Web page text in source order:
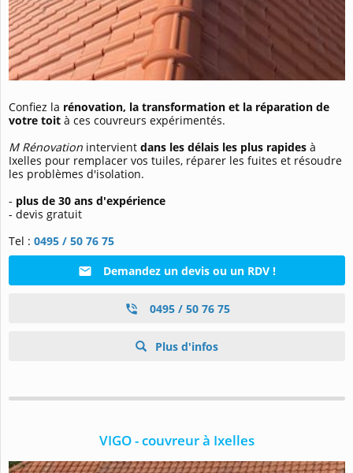
Confiez la rénovation, la transformation et la réparation de
votre toit à ces couvreurs expérimentés.
M Rénovation intervient dans les délais les plus rapides à
Ixelles pour remplacer vos tuiles, réparer les fuites et résoudre
les problèmes d'isolation.
- plus de 30 ans d'expérience
- devis gratuit
Tel : 0495 / 50 76 75
Demandez un devis ou un RDV !
0495 / 50 76 75
Plus d'infos
VIGO - couvreur à Ixelles